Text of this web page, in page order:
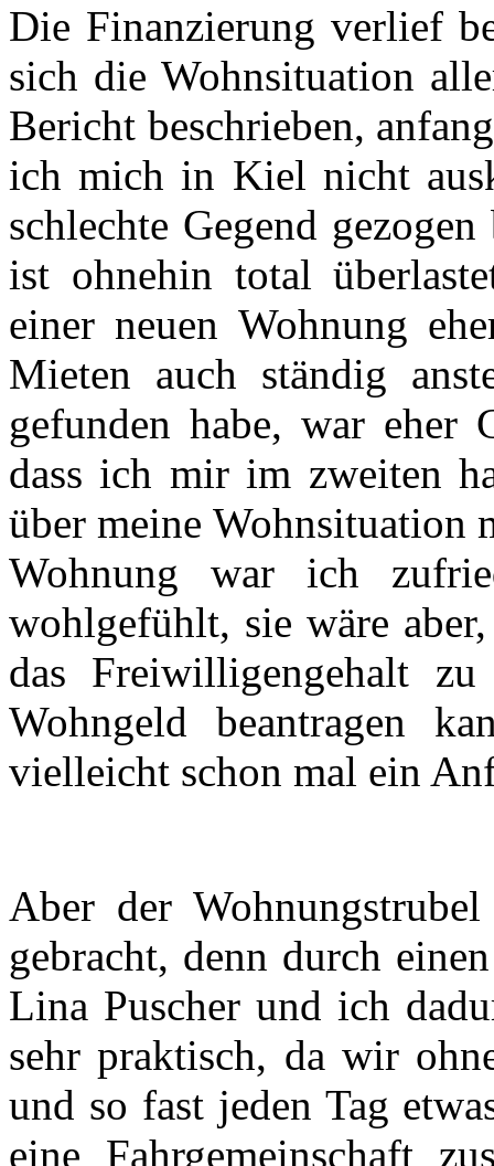
Die Finanzierung verlief
sich die Wohnsituation
Bericht beschrieben,
ich mich in Kiel nicht
schlechte Gegend
ist ohnehin total
einer neuen Wohnung
Mieten auch ständig
gefunden habe, war
dass ich mir im zweiten
über meine Wohnsituation
Wohnung war ich
wohlgefühlt, sie wäre
das Freiwilligengehalt
Wohngeld beantragen
vielleicht schon mal ein
Aber der
gebracht, denn durch
Lina Puscher und ich
sehr praktisch, da wir
und so fast jeden Tag
eine Fahrgemeinschaft